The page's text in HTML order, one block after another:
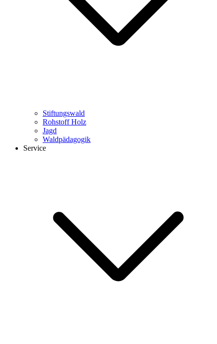
Stiftungswald
Rohstoff Holz
Jagd
Waldpädagogik
Service